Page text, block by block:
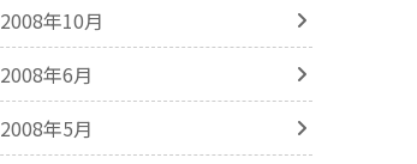
2008年10月
2008年6月
2008年5月